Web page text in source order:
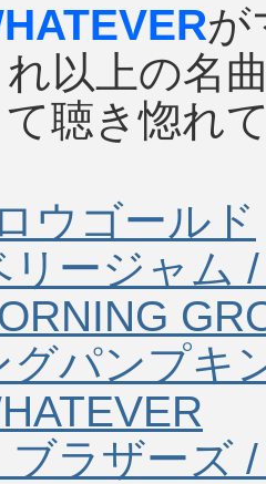
が
以上の名
聴き惚れ
ウゴールド
リージャム
グパンプキ
ラザーズ